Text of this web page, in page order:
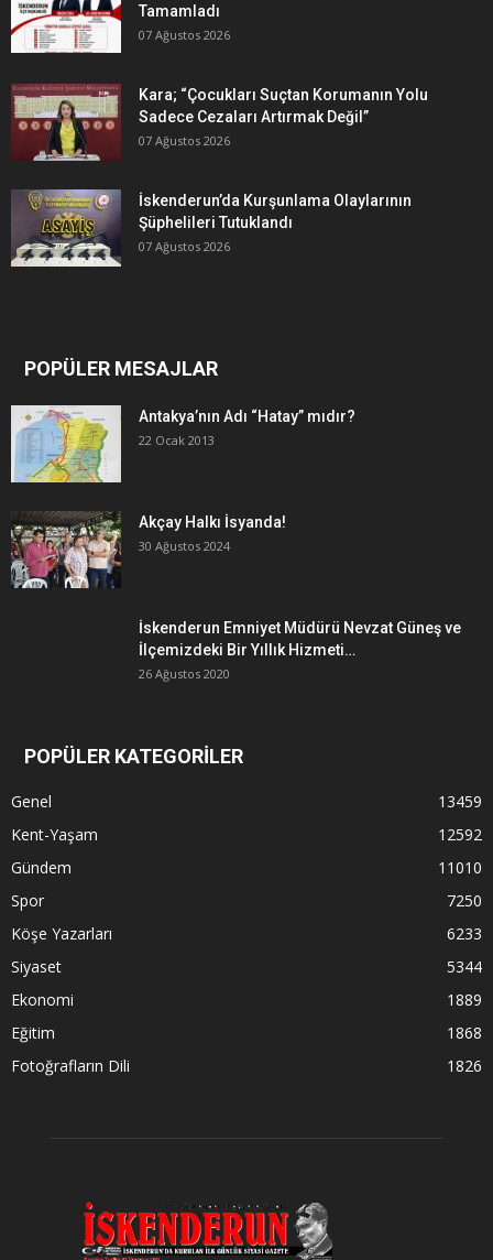
Tamamladı
07 Ağustos 2026
Kara; “Çocukları Suçtan Korumanın Yolu
Sadece Cezaları Artırmak Değil”
07 Ağustos 2026
İskenderun’da Kurşunlama Olaylarının
Şüphelileri Tutuklandı
07 Ağustos 2026
POPÜLER MESAJLAR
Antakya’nın Adı “Hatay” mıdır?
22 Ocak 2013
Akçay Halkı İsyanda!
30 Ağustos 2024
İskenderun Emniyet Müdürü Nevzat Güneş ve
İlçemizdeki Bir Yıllık Hizmeti…
26 Ağustos 2020
POPÜLER KATEGORİLER
Genel
13459
Kent-Yaşam
12592
Gündem
11010
Spor
7250
Köşe Yazarları
6233
Siyaset
5344
Ekonomi
1889
Eğitim
1868
Fotoğrafların Dili
1826